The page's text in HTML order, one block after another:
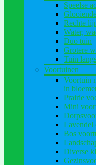
Speelse
Rechte
Water,
Duo tuin
Grotere
Tuin
Voortuinen
Voortuin
in
Prairie
Mini
Lavendel
Bos
Diverse